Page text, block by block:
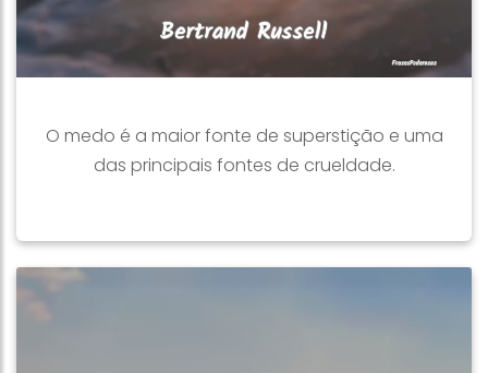
O medo é a maior fonte de superstição e uma
das principais fontes de crueldade.